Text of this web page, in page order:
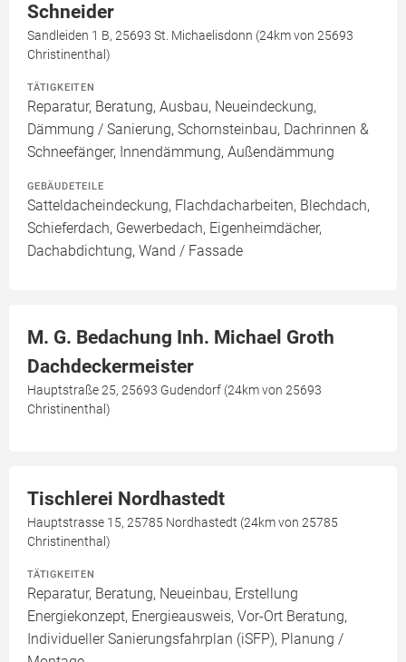
Schneider
Sandleiden 1 B, 25693 St. Michaelisdonn (24km von 25693
Christinenthal)
TÄTIGKEITEN
Reparatur, Beratung, Ausbau, Neueindeckung,
Dämmung / Sanierung, Schornsteinbau, Dachrinnen &
Schneefänger, Innendämmung, Außendämmung
GEBÄUDETEILE
Satteldacheindeckung, Flachdacharbeiten, Blechdach,
Schieferdach, Gewerbedach, Eigenheimdächer,
Dachabdichtung, Wand / Fassade
M. G. Bedachung Inh. Michael Groth
Dachdeckermeister
Hauptstraße 25, 25693 Gudendorf (24km von 25693
Christinenthal)
Tischlerei Nordhastedt
Hauptstrasse 15, 25785 Nordhastedt (24km von 25785
Christinenthal)
TÄTIGKEITEN
Reparatur, Beratung, Neueinbau, Erstellung
Energiekonzept, Energieausweis, Vor-Ort Beratung,
Individueller Sanierungsfahrplan (iSFP), Planung /